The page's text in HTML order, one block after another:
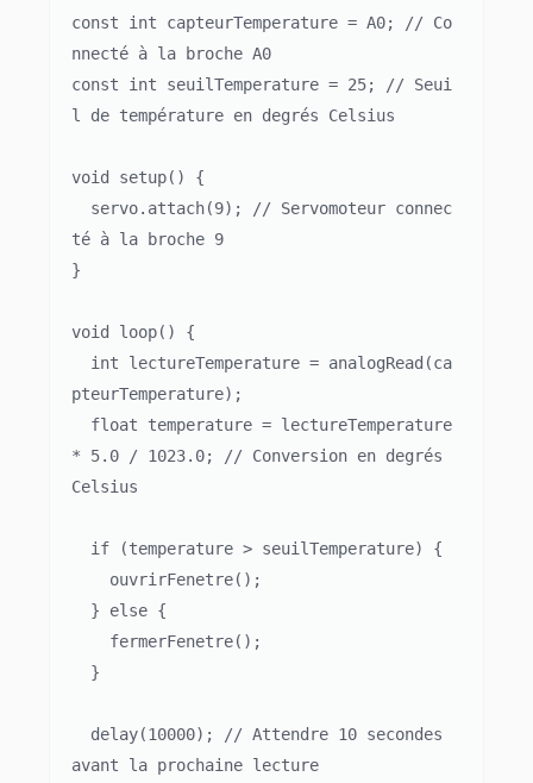
const int capteurTemperature = A0; // Co
nnecté à la broche A0
const int seuilTemperature = 25; // Seui
l de température en degrés Celsius
void setup() {
té à la broche 9
}
void loop() {
pteurTemperature);
* 5.0 / 1023.0; // Conversion en degrés
Celsius
avant la prochaine lecture